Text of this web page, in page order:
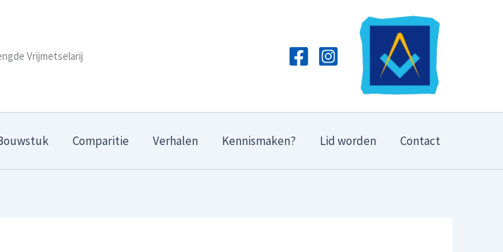
Vrijmetselarij
Comparitie Verhalen Kennismaken? Lid worden Contact